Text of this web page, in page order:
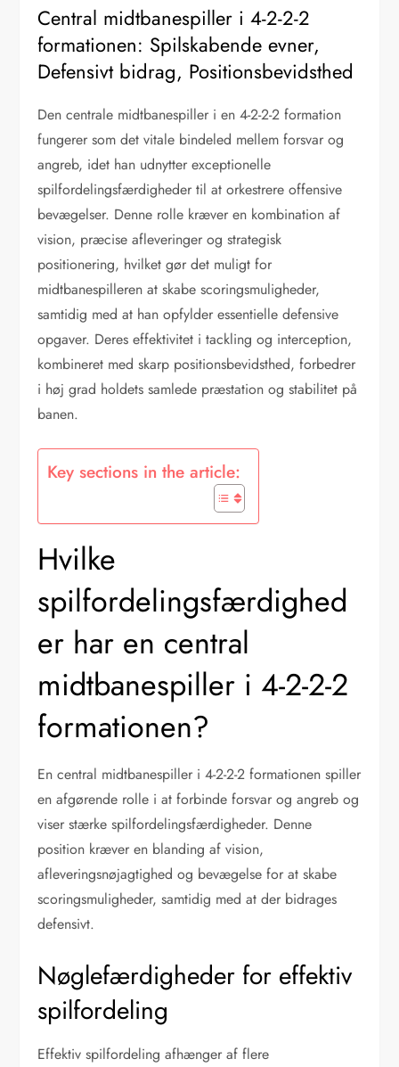
Central midtbanespiller i 4-2-2-2
formationen: Spilskabende evner,
Defensivt bidrag, Positionsbevidsthed
Den centrale midtbanespiller i en 4-2-2-2 formation
fungerer som det vitale bindeled mellem forsvar og
angreb, idet han udnytter exceptionelle
spilfordelingsfærdigheder til at orkestrere offensive
bevægelser. Denne rolle kræver en kombination af
vision, præcise afleveringer og strategisk
positionering, hvilket gør det muligt for
midtbanespilleren at skabe scoringsmuligheder,
samtidig med at han opfylder essentielle defensive
opgaver. Deres effektivitet i tackling og interception,
kombineret med skarp positionsbevidsthed, forbedrer
i høj grad holdets samlede præstation og stabilitet på
banen.
Key sections in the article:
Hvilke
spilfordelingsfærdighed
er har en central
midtbanespiller i 4-2-2-2
formationen?
En central midtbanespiller i 4-2-2-2 formationen spiller
en afgørende rolle i at forbinde forsvar og angreb og
viser stærke spilfordelingsfærdigheder. Denne
position kræver en blanding af vision,
afleveringsnøjagtighed og bevægelse for at skabe
scoringsmuligheder, samtidig med at der bidrages
defensivt.
Nøglefærdigheder for effektiv
spilfordeling
Effektiv spilfordeling afhænger af flere